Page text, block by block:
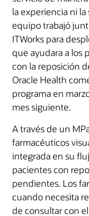
la experiencia ni
equipo trabajó
ITWorks para
que ayudara a los
con la reposición
Oracle Health
programa en
mes siguiente.
A través de un
farmacéuticos
integrada en su
pacientes con
pendientes. Los
cuando necesita
de consultar con